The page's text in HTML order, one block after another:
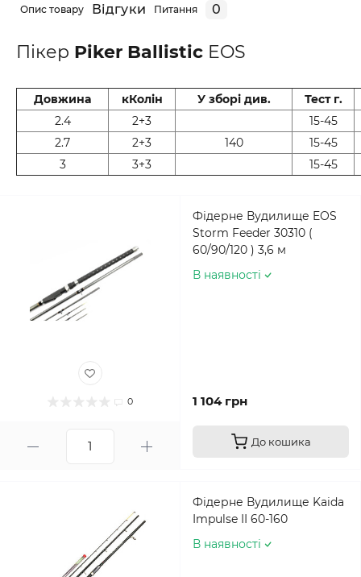
Опис товару Відгуки Питання 0
Пікер Piker Ballistic EOS
Довжина кКолін У зборі див.
Тест г.
2.4
2+3
15-45
2.7
2+3 140
15-45
3
3+3 15-45
0
Фідерне Вудилище EOS
Storm Feeder 30310 (
60/90/120 ) 3,6 м
В наявності
1 104 грн
До кошика
Фідерне Вудилище Kaida
Impulse II 60-160
В наявності